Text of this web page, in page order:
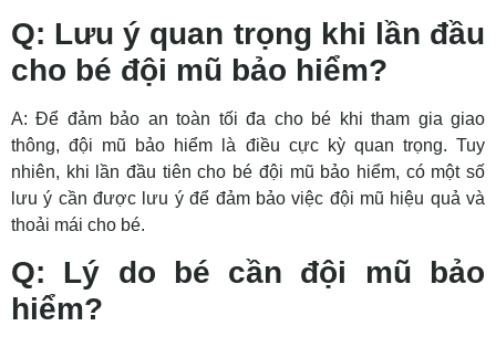
Q: Lưu ý quan trọng khi lần đầu
cho bé đội mũ bảo hiểm?
A: Để đảm bảo an toàn tối đa cho bé khi tham gia giao
thông, đội mũ bảo hiểm là điều cực kỳ quan trọng. Tuy
nhiên, khi lần đầu tiên cho bé đội mũ bảo hiểm, có một số
lưu ý cần được lưu ý để đảm bảo việc đội mũ hiệu quả và
thoải mái cho bé.
Q: Lý do bé cần đội mũ bảo
hiểm?